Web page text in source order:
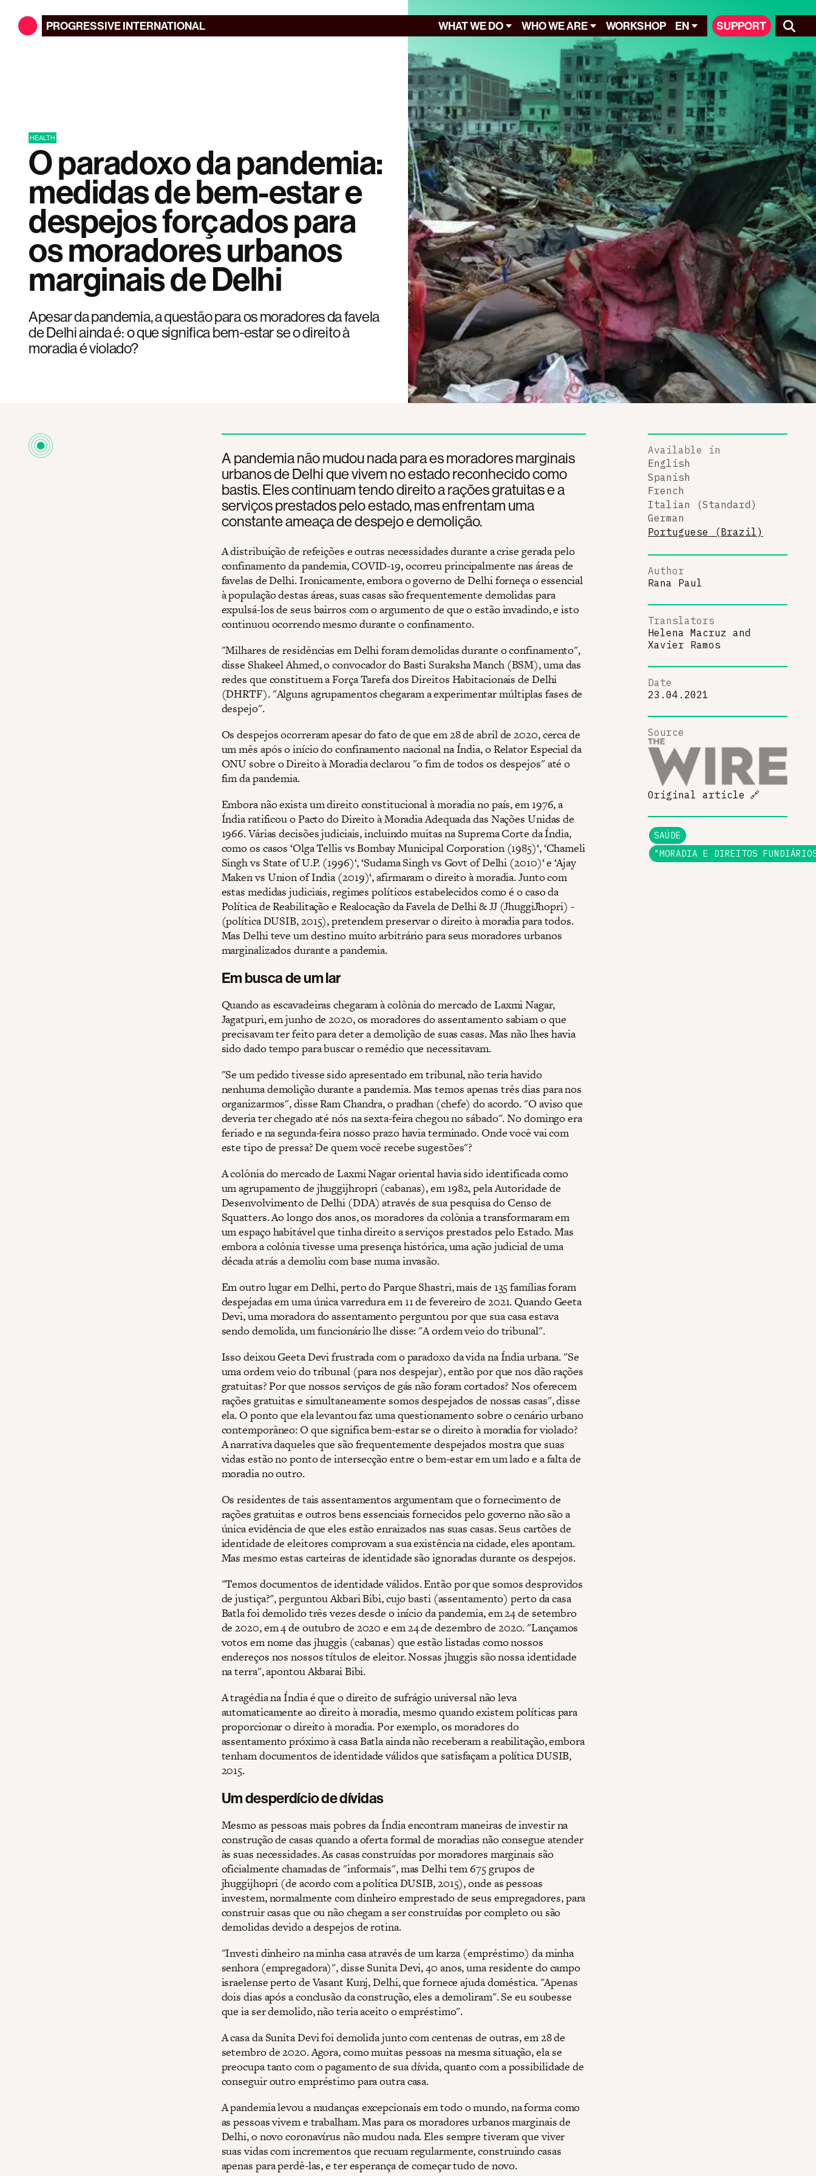
PROGRESSIVEINTERNATIONAL WHAT WE DO WHO WE ARE WORKSHOP EN SUPPORT
HEALTH
O paradoxo da pandemia:
medidas de bem-estar e
despejos forçados para
os moradores urbanos
marginais de Delhi
Apesar da pandemia, a questão para os moradores da favela
de Delhi ainda é: o que significa bem-estar se o direito à
moradia é violado?
A pandemia não mudou nada para es moradores marginais
urbanos de Delhi que vivem no estado reconhecido como
bastis. Eles continuam tendo direito a rações gratuitas e a
serviços prestados pelo estado, mas enfrentam uma
constante ameaça de despejo e demolição.
A distribuição de refeições e outras necessidades durante a crise gerada pelo
confinamento da pandemia, COVID-19, ocorreu principalmente nas áreas de
favelas de Delhi. Ironicamente, embora o governo de Delhi forneça o essencial
à população destas áreas, suas casas são frequentemente demolidas para
expulsá-los de seus bairros com o argumento de que o estão invadindo, e isto
continuou ocorrendo mesmo durante o confinamento.
"Milhares de residências em Delhi foram demolidas durante o confinamento",
disse Shakeel Ahmed, o convocador do Basti Suraksha Manch (BSM), uma das
redes que constituem a Força Tarefa dos Direitos Habitacionais de Delhi
(DHRTF). "Alguns agrupamentos chegaram a experimentar múltiplas fases de
despejo".
Os despejos ocorreram apesar do fato de que em 28 de abril de 2020, cerca de
um mês após o início do confinamento nacional na Índia, o Relator Especial da
ONU sobre o Direito à Moradia declarou "o fim de todos os despejos" até o
fim da pandemia.
Embora não exista um direito constitucional à moradia no país, em 1976, a
Índia ratificou o Pacto do Direito à Moradia Adequada das Nações Unidas de
1966. Várias decisões judiciais, incluindo muitas na Suprema Corte da Índia,
como os casos ‘Olga Tellis vs Bombay Municipal Corporation (1985)‘, ‘Chameli
Singh vs State of U.P. (1996)‘, ‘Sudama Singh vs Govt of Delhi (2010)‘ e ‘Ajay
Maken vs Union of India (2019)‘, afirmaram o direito à moradia. Junto com
estas medidas judiciais, regimes políticos estabelecidos como é o caso da
Política de Reabilitação e Realocação da Favela de Delhi & JJ (JhuggiJhopri) -
(política DUSIB, 2015), pretendem preservar o direito à moradia para todos.
Mas Delhi teve um destino muito arbitrário para seus moradores urbanos
marginalizados durante a pandemia.
Em busca de um lar
Quando as escavadeiras chegaram à colônia do mercado de Laxmi Nagar,
Jagatpuri, em junho de 2020, os moradores do assentamento sabiam o que
precisavam ter feito para deter a demolição de suas casas. Mas não lhes havia
sido dado tempo para buscar o remédio que necessitavam.
"Se um pedido tivesse sido apresentado em tribunal, não teria havido
nenhuma demolição durante a pandemia. Mas temos apenas três dias para nos
organizarmos", disse Ram Chandra, o pradhan (chefe) do acordo. "O aviso que
deveria ter chegado até nós na sexta-feira chegou no sábado". No domingo era
feriado e na segunda-feira nosso prazo havia terminado. Onde você vai com
este tipo de pressa? De quem você recebe sugestões"?
A colônia do mercado de Laxmi Nagar oriental havia sido identificada como
um agrupamento de jhuggijhropri (cabanas), em 1982, pela Autoridade de
Desenvolvimento de Delhi (DDA) através de sua pesquisa do Censo de
Squatters. Ao longo dos anos, os moradores da colônia a transformaram em
um espaço habitável que tinha direito a serviços prestados pelo Estado. Mas
embora a colônia tivesse uma presença histórica, uma ação judicial de uma
década atrás a demoliu com base numa invasão.
Em outro lugar em Delhi, perto do Parque Shastri, mais de 135 famílias foram
despejadas em uma única varredura em 11 de fevereiro de 2021. Quando Geeta
Devi, uma moradora do assentamento perguntou por que sua casa estava
sendo demolida, um funcionário lhe disse: "A ordem veio do tribunal".
Isso deixou Geeta Devi frustrada com o paradoxo da vida na Índia urbana. "Se
uma ordem veio do tribunal (para nos despejar), então por que nos dão rações
gratuitas? Por que nossos serviços de gás não foram cortados? Nos oferecem
rações gratuitas e simultaneamente somos despejados de nossas casas", disse
ela. O ponto que ela levantou faz uma questionamento sobre o cenário urbano
contemporâneo: O que significa bem-estar se o direito à moradia for violado?
A narrativa daqueles que são frequentemente despejados mostra que suas
vidas estão no ponto de intersecção entre o bem-estar em um lado e a falta de
moradia no outro.
Os residentes de tais assentamentos argumentam que o fornecimento de
rações gratuitas e outros bens essenciais fornecidos pelo governo não são a
única evidência de que eles estão enraizados nas suas casas. Seus cartões de
identidade de eleitores comprovam a sua existência na cidade, eles apontam.
Mas mesmo estas carteiras de identidade são ignoradas durante os despejos.
"Temos documentos de identidade válidos. Então por que somos desprovidos
de justiça?", perguntou Akbari Bibi, cujo basti (assentamento) perto da casa
Batla foi demolido três vezes desde o início da pandemia, em 24 de setembro
de 2020, em 4 de outubro de 2020 e em 24 de dezembro de 2020. "Lançamos
votos em nome das jhuggis (cabanas) que estão listadas como nossos
endereços nos nossos títulos de eleitor. Nossas jhuggis são nossa identidade
na terra", apontou Akbarai Bibi.
A tragédia na Índia é que o direito de sufrágio universal não leva
automaticamente ao direito à moradia, mesmo quando existem políticas para
proporcionar o direito à moradia. Por exemplo, os moradores do
assentamento próximo à casa Batla ainda não receberam a reabilitação, embora
tenham documentos de identidade válidos que satisfaçam a política DUSIB,
2015.
Um desperdício de dívidas
Mesmo as pessoas mais pobres da Índia encontram maneiras de investir na
construção de casas quando a oferta formal de moradias não consegue atender
às suas necessidades. As casas construídas por moradores marginais são
oficialmente chamadas de "informais", mas Delhi tem 675 grupos de
jhuggijhopri (de acordo com a política DUSIB, 2015), onde as pessoas
investem, normalmente com dinheiro emprestado de seus empregadores, para
construir casas que ou não chegam a ser construídas por completo ou são
demolidas devido a despejos de rotina.
"Investi dinheiro na minha casa através de um karza (empréstimo) da minha
senhora (empregadora)", disse Sunita Devi, 40 anos, uma residente do campo
israelense perto de Vasant Kunj, Delhi, que fornece ajuda doméstica. "Apenas
dois dias após a conclusão da construção, eles a demoliram". Se eu soubesse
que ia ser demolido, não teria aceito o empréstimo".
A casa da Sunita Devi foi demolida junto com centenas de outras, em 28 de
setembro de 2020. Agora, como muitas pessoas na mesma situação, ela se
preocupa tanto com o pagamento de sua dívida, quanto com a possibilidade de
conseguir outro empréstimo para outra casa.
A pandemia levou a mudanças excepcionais em todo o mundo, na forma como
as pessoas vivem e trabalham. Mas para os moradores urbanos marginais de
Delhi, o novo coronavírus não mudou nada. Eles sempre tiveram que viver
suas vidas com incrementos que recuam regularmente, construindo casas
apenas para perdê-las, e ter esperança de começar tudo de novo.
Available in
English
Spanish
French
Italian (Standard)
German
Portuguese (Brazil)
Author
Rana Paul
Translators
Helena Macruz and
Xavier Ramos
Date
23.04.2021
Source
Original article 🔗
SAÚDE
"MORADIA E DIREITOS